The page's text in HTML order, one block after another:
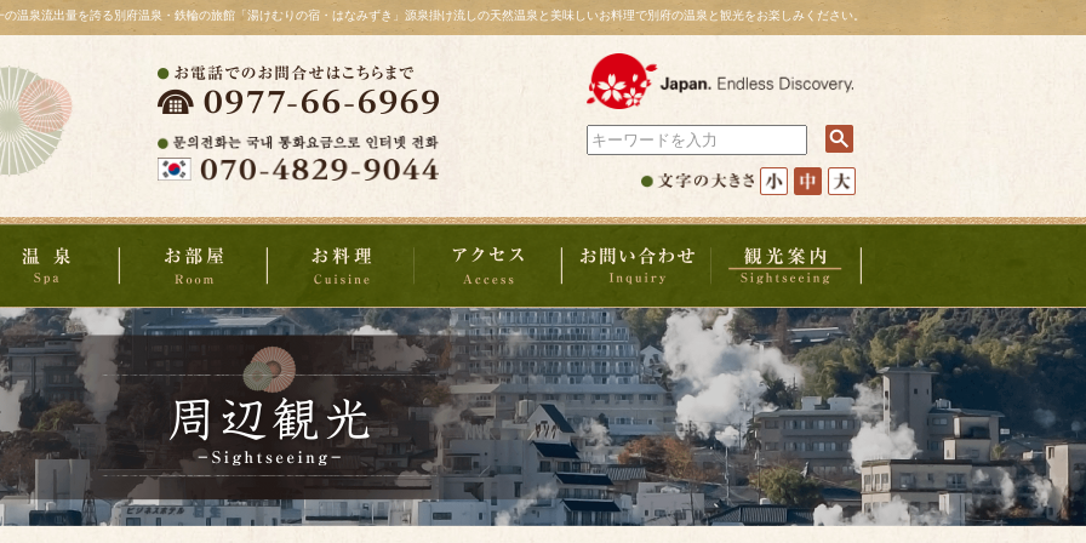
の温泉流出量を誇る別府温泉・鉄輪の旅館「湯けむりの宿・はなみずき」源泉掛け流しの天然温泉と美味しいお料理で別府の温泉と観光をお楽しみください。